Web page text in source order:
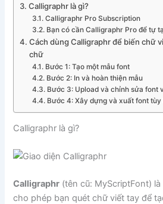
Calligraphr là gì?
Calligraphr Pro Subscription
Bạn có cần Calligraphr Pro để tự
Cách dùng Calligraphr để biến chữ
chữ
Bước 1: Tạo một mẫu font
Bước 2: In và hoàn thiện mẫu
Bước 3: Upload và chỉnh sửa font
Bước 4: Xây dựng và xuất font tùy
Calligraphr là gì?
Calligraphr (tên cũ: MyScriptFont)
cho phép bạn quét chữ viết tay để